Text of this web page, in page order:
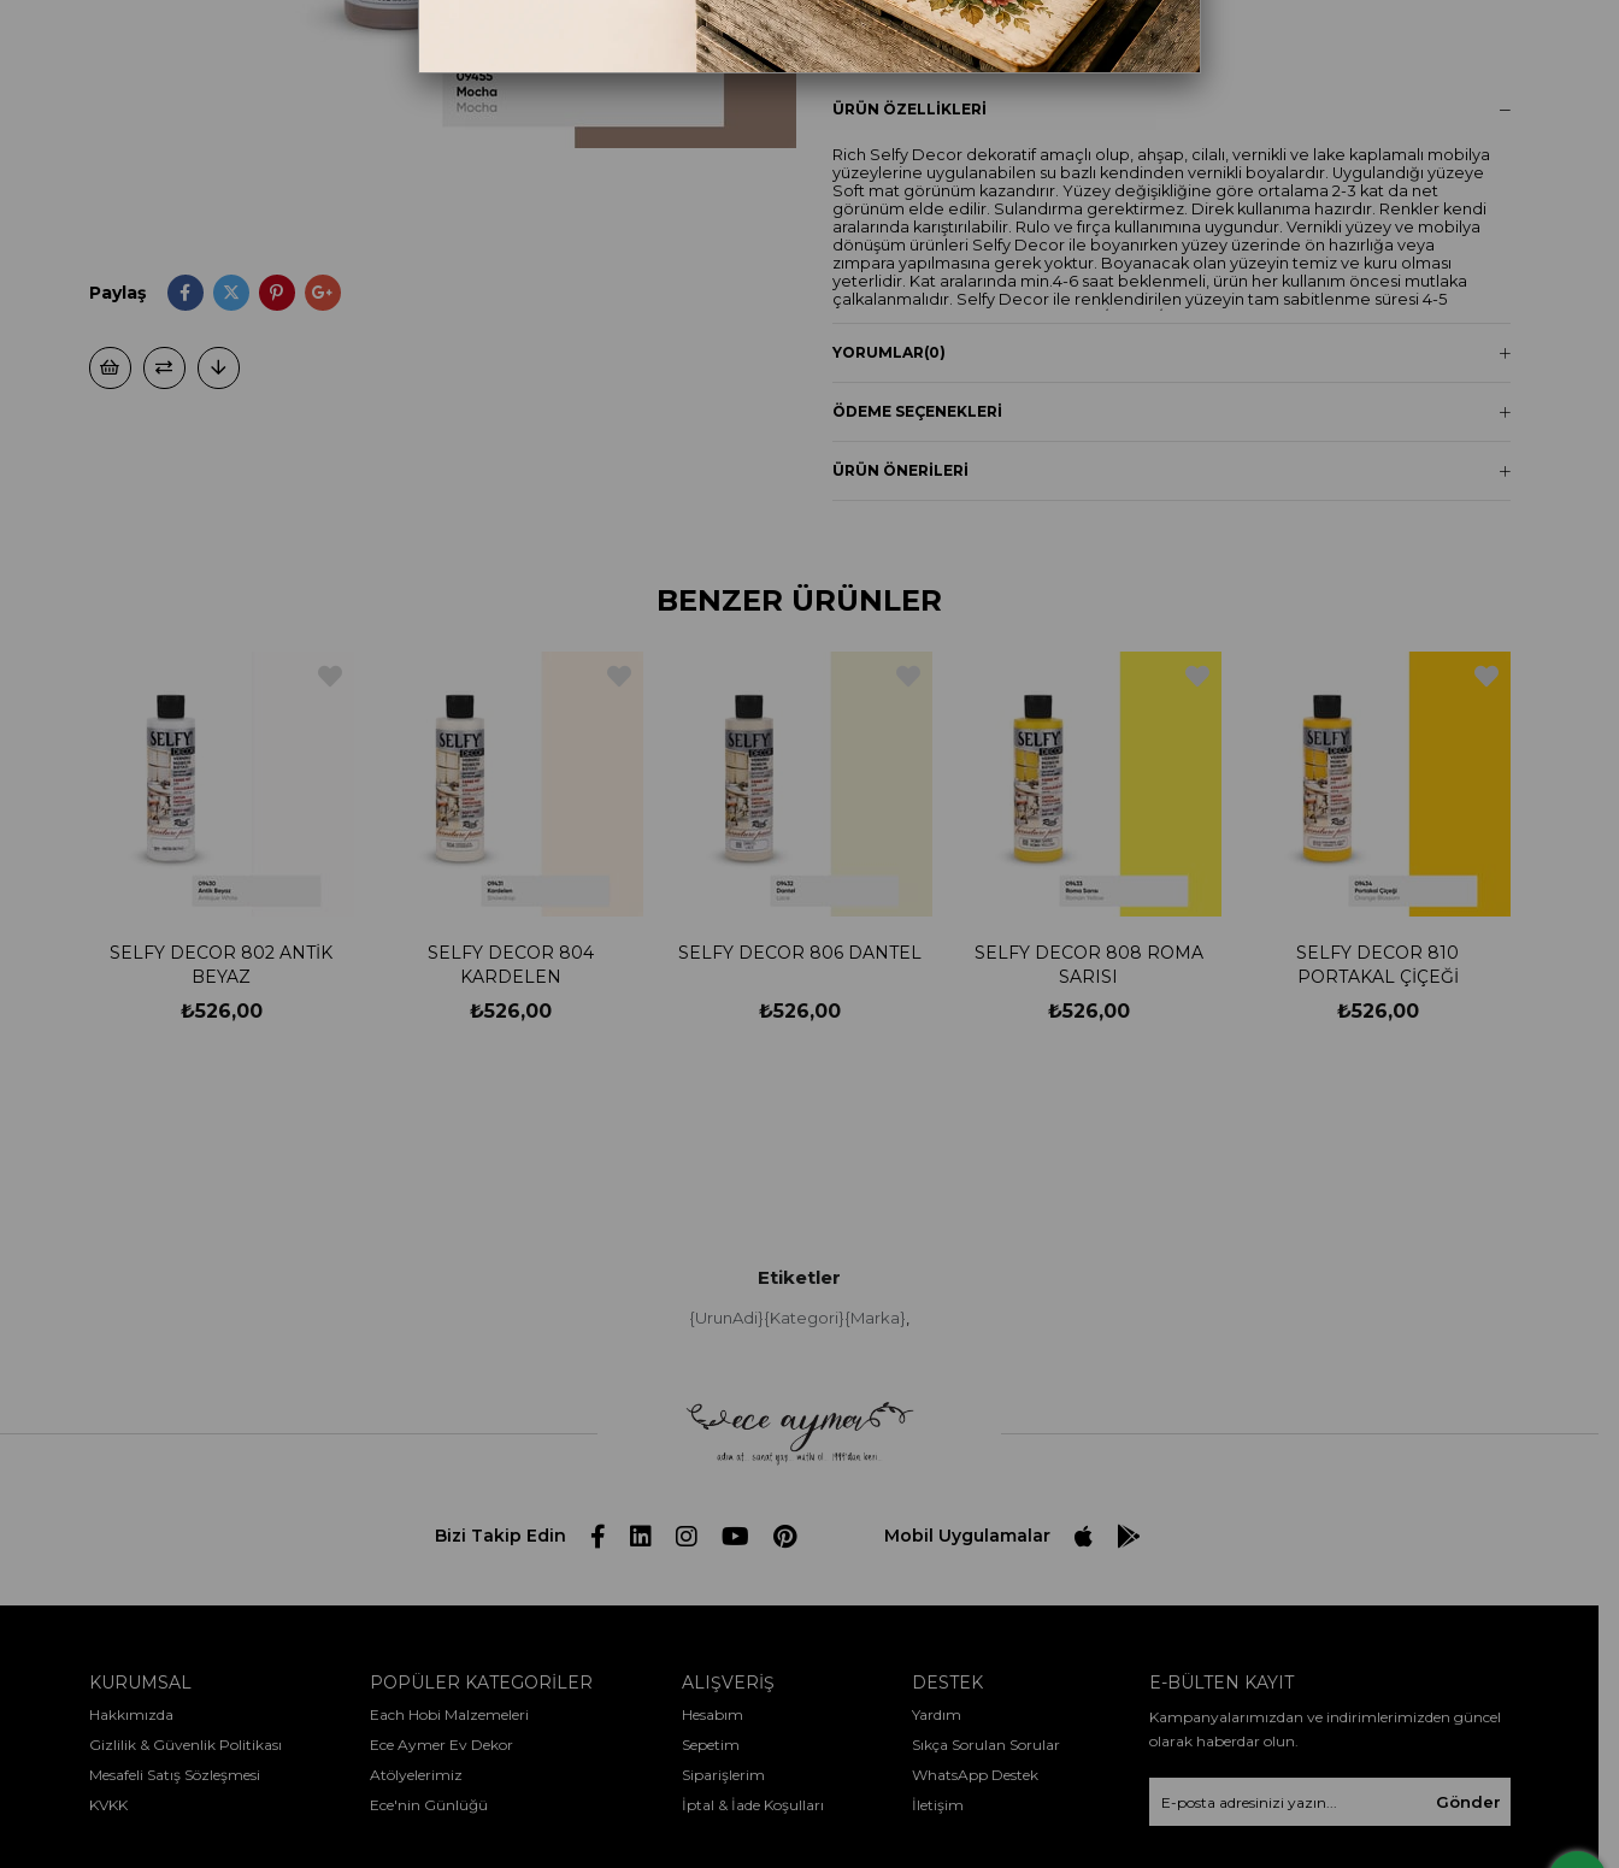
Paylaş
ÜRÜN ÖZELLIKLERI
Rich Selfy Decor dekoratif amaçlı olup, ahşap, cilalı, vernikli ve lake kaplamalı mobilya
yüzeylerine uygulanabilen su bazlı kendinden vernikli boyalardır. Uygulandığı yüzeye
Soft mat görünüm kazandırır. Yüzey değişikliğine göre ortalama 2-3 kat da net
görünüm elde edilir. Sulandırma gerektirmez. Direk kullanıma hazırdır. Renkler kendi
aralarında karıştırılabilir. Rulo ve fırça kullanımına uygundur. Vernikli yüzey ve mobilya
dönüşüm ürünleri Selfy Decor ile boyanırken yüzey üzerinde ön hazırlığa veya
zımpara yapılmasına gerek yoktur. Boyanacak olan yüzeyin temiz ve kuru olması
yeterlidir. Kat aralarında min.4-6 saat beklenmeli, ürün her kullanım öncesi mutlaka
çalkalanmalıdır. Selfy Decor ile renklendirilen yüzeyin tam sabitlenme süresi 4-5
YORUMLAR(0)
ÖDEME SEÇENEKLERI
ÜRÜN ÖNERILERI
BENZER ÜRÜNLER
SELFY DECOR 802 ANTİK
BEYAZ
₺526,00
SELFY DECOR 804
KARDELEN
₺526,00
SELFY DECOR 806 DANTEL
₺526,00
SELFY DECOR 808 ROMA
SARISI
₺526,00
SELFY DECOR 810
PORTAKAL ÇİÇEĞİ
₺526,00
Etiketler
{UrunAdi}{Kategori}{Marka},
Bizi Takip Edin Mobil Uygulamalar
KURUMSAL
Hakkımızda
Gizlilik & Güvenlik Politikası
Mesafeli Satış Sözleşmesi
KVKK
POPÜLER KATEGORİLER
Each Hobi Malzemeleri
Ece Aymer Ev Dekor
Atölyelerimiz
Ece'nin Günlüğü
ALIŞVERİŞ
Hesabım
Sepetim
Siparişlerim
İptal & İade Koşulları
DESTEK
Yardım
Sıkça Sorulan Sorular
WhatsApp Destek
İletişim
E-BÜLTEN KAYIT
Kampanyalarımızdan ve indirimlerimizden güncel
olarak haberdar olun.
Gönder